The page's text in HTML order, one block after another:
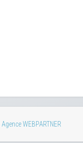
Agence WEBPARTNER